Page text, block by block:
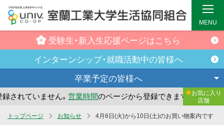
受験生・新入生応援ページはこちら
インターンシップ・就職活動中の皆様へ
卒業予定の皆様へ
れていません。営業時間のページから登録できます。 ま
お気に入り
店舗
MENU
トップページ お知らせ 4月6日(火)から10日(土)のお買い物案内です